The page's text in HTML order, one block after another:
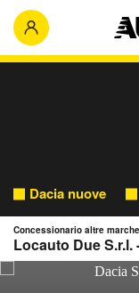
Dacia nuove
Concessionario altre marche
Locauto Due S.r.l.